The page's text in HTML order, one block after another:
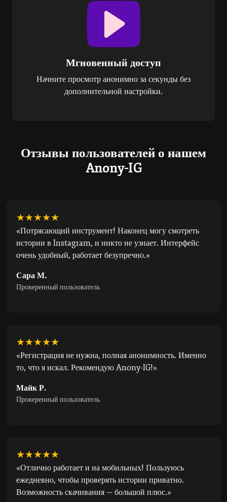
Мгновенный доступ
Начните просмотр анонимно за секунды без
дополнительной настройки.
Отзывы пользователей о нашем
Anony-IG
★★★★★
«Потрясающий инструмент! Наконец могу смотреть
истории в Instagram, и никто не узнает. Интерфейс
очень удобный, работает безупречно.»
Сара М.
Проверенный пользователь
★★★★★
«Регистрация не нужна, полная анонимность. Именно
то, что я искал. Рекомендую Anony-IG!»
Майк Р.
Проверенный пользователь
★★★★★
«Отлично работает и на мобильных! Пользуюсь
ежедневно, чтобы проверять истории приватно.
Возможность скачивания — большой плюс.»